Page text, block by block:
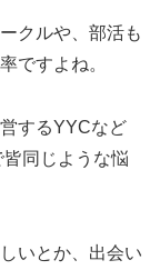
クルや、部活も
ですよね。
するYYCなど
同じような悩
いとか、出会い